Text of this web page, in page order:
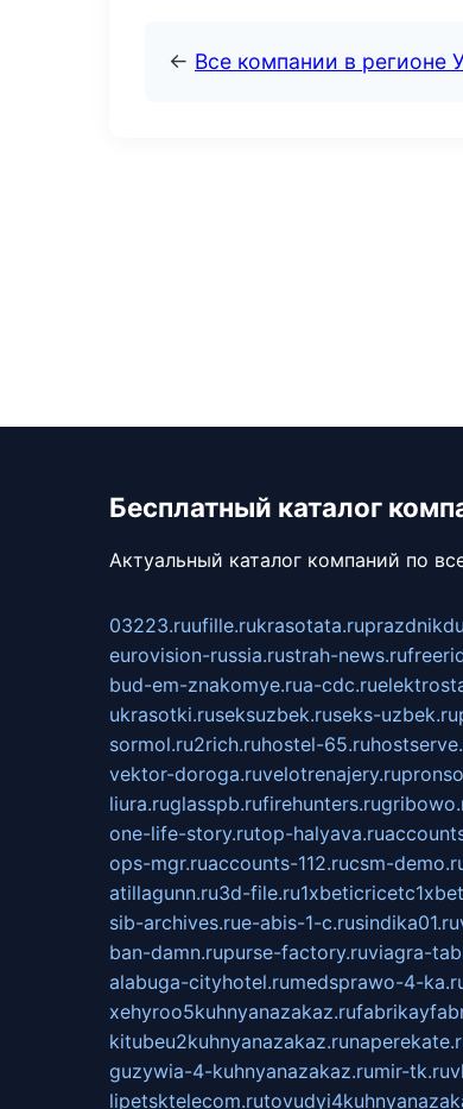
← Все компании в регионе
Бесплатный каталог
Актуальный каталог компаний по
03223.ruufille.rukrasotata.ru
eurovision-russia.rustrah-news.ru
bud-em-znakomye.rua-cdc.ru
ukrasotki.ruseksuzbek.ruseks-uzbek.ru
sormol.ru2rich.ruhostel-65.ru
vektor-doroga.ruvelotrenajery.ru
liura.ruglasspb.rufirehunters.ru
one-life-story.rutop-halyava.ru
ops-mgr.ruaccounts-112.rucsm-
atillagunn.ru3d-file.ru
sib-archives.rue-abis-1-c.rusindika01.ru
ban-damn.rupurse-factory.ruviagra-
alabuga-cityhotel.rumedsprawo-4-
xehyroo5kuhnyanazakaz.ru
kitubeu2kuhnyanazakaz.ru
guzywia-4-kuhnyanazakaz.rumir-tk.ru
lipetsktelecom.ru